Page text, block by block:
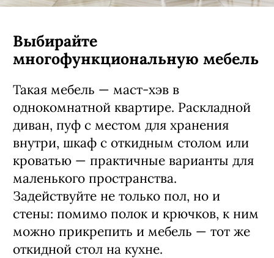
Выбирайте
многофункциональную мебель
Такая мебель — маст-хэв в
однокомнатной квартире. Раскладной
диван, пуф с местом для хранения
внутри, шкаф с откидным столом или
кроватью — практичные варианты для
маленького пространства.
Задействуйте не только пол, но и
стены: помимо полок и крючков, к ним
можно прикрепить и мебель — тот же
откидной стол на кухне.